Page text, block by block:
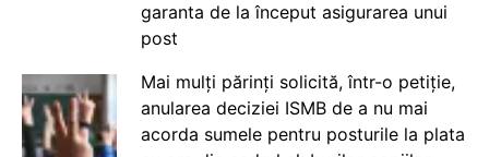
garanta de la început asigurarea unui
post
Mai mulți părinți solicită, într-o petiție,
anularea deciziei ISMB de a nu mai
acorda sumele pentru posturile la plata